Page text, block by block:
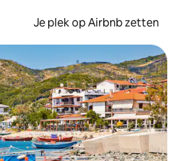
Je plek op Airbnb zetten